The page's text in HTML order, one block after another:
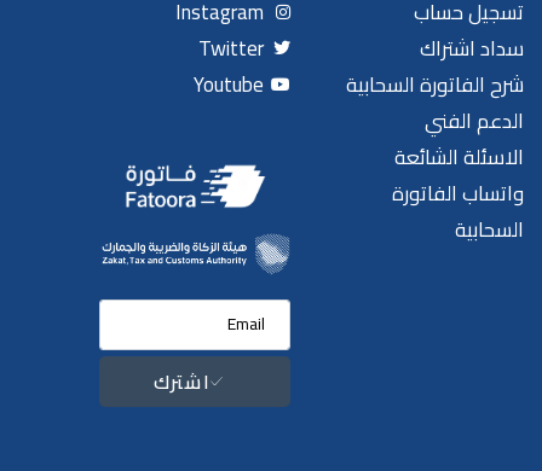
تسجيل حساب
سداد اشتراك
شرح الفاتورة السحابية
الدعم الفني
الاسئلة الشائعة
واتساب الفاتورة
السحابية
Instagram
Twitter
Youtube
اشترك